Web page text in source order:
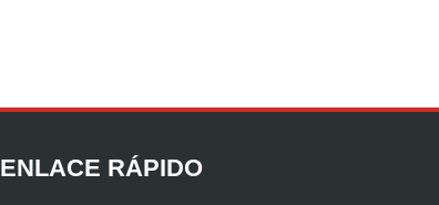
ENLACE RÁPIDO